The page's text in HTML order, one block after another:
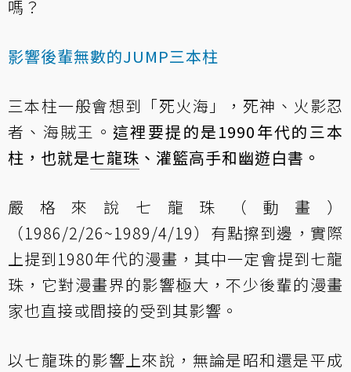
嗎？
影響後輩無數的JUMP三本柱
三本柱一般會想到「死火海」，死神、火影忍
者、海賊王。 這裡要提的是1990年代的三本
柱，也就是七龍珠 、灌籃高手和幽遊白書。
嚴格來說七龍珠（動畫）
（1986/2/26~1989/4/19）有點擦到邊，實際
上提到1980年代的漫畫，其中一定會提到七龍
珠，它對漫畫界的影響極大，不少後輩的漫畫
家也直接或間接的受到其影響。
以七龍珠的影響上來說，無論是昭和還是平成